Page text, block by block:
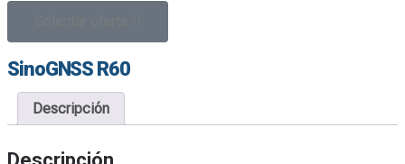
SinoGNSS R60
Descripción